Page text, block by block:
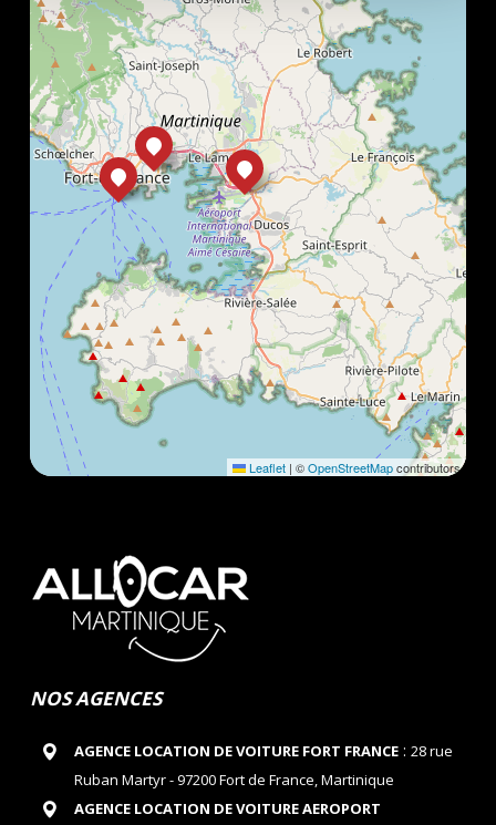
Leaflet | ©OpenStreetMapcontributors
NOS AGENCES
AGENCE LOCATION DE VOITURE FORT FRANCE: 28 rue
Ruban Martyr - 97200 Fort de France, Martinique
AGENCE LOCATION DE VOITURE AEROPORT